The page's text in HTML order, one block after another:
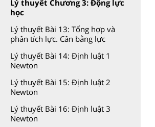
Lý thuyết Chương 3: Động lực
học
Lý thuyết Bài 13: Tổng hợp và
phân tích lực. Cân bằng lực
Lý thuyết Bài 14: Định luật 1
Newton
Lý thuyết Bài 15: Định luật 2
Newton
Lý thuyết Bài 16: Định luật 3
Newton